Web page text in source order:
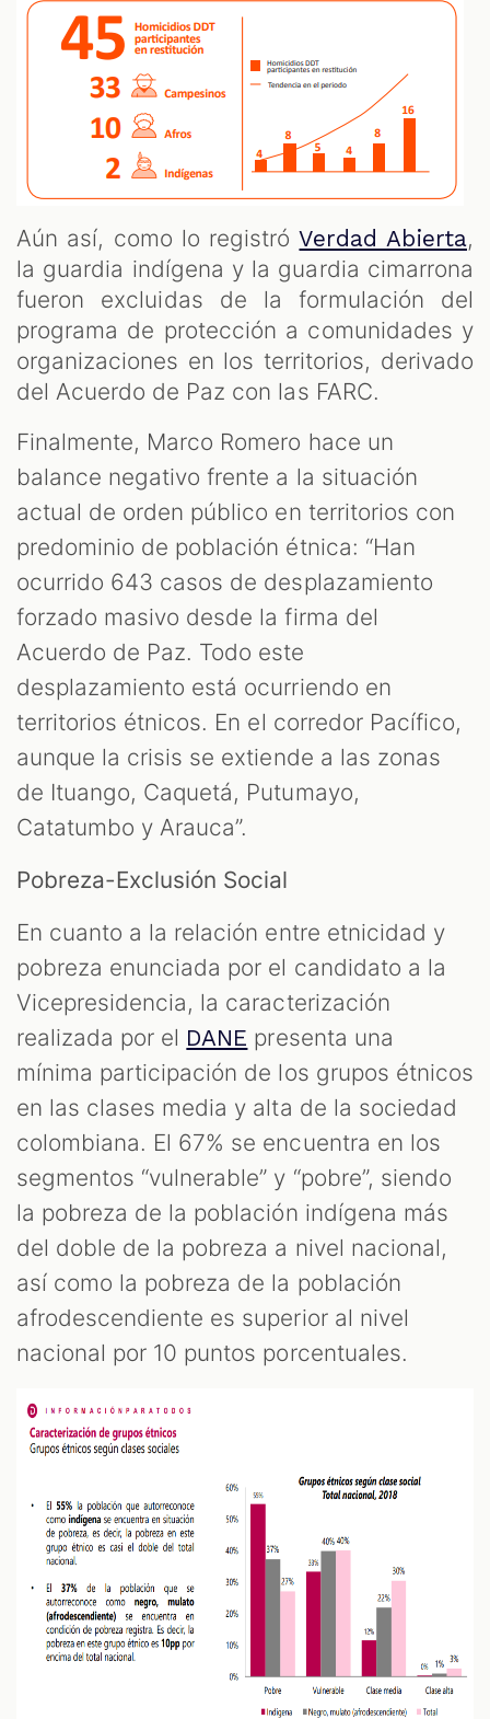
Aún así, como lo registróVerdad Abierta,
la guardia indígena y la guardia cimarrona
fueron excluidas de la formulación del
programa de protección a comunidades y
organizaciones en los territorios, derivado
del Acuerdo de Paz con las FARC.
Finalmente, Marco Romero hace un
balance negativo frente a la situación
actual de orden público en territorios con
predominio de población étnica: “Han
ocurrido 643 casos de desplazamiento
forzado masivo desde la firma del
Acuerdo de Paz. Todo este
desplazamiento está ocurriendo en
territorios étnicos. En el corredor Pacífico,
aunque la crisis se extiende a las zonas
de Ituango, Caquetá, Putumayo,
Catatumbo y Arauca”.
Pobreza-Exclusión Social
En cuanto a la relación entre etnicidad y
pobreza enunciada por el candidato a la
Vicepresidencia, la caracterización
realizada por el DANE presenta una
mínima participación de los grupos étnicos
en las clases media y alta de la sociedad
colombiana. El 67% se encuentra en los
segmentos “vulnerable” y “pobre”, siendo
la pobreza de la población indígena más
del doble de la pobreza a nivel nacional,
así como la pobreza de la población
afrodescendiente es superior al nivel
nacional por 10 puntos porcentuales.